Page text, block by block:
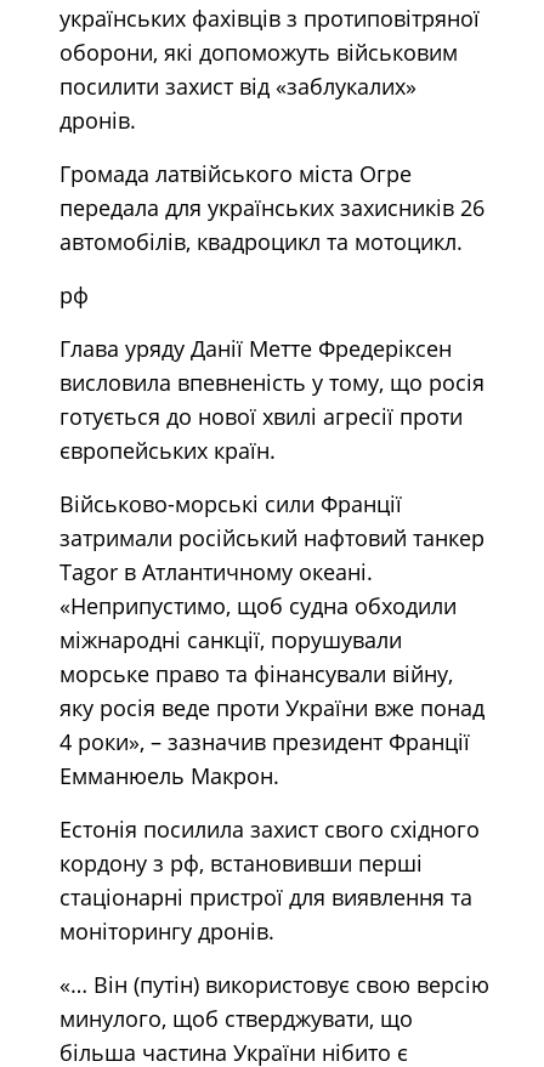
українських фахівців з протиповітряної
оборони, які допоможуть військовим
посилити захист від «заблукалих»
дронів.
Громада латвійського міста Огре
передала для українських захисників 26
автомобілів, квадроцикл та мотоцикл.
рф
Глава уряду Данії Метте Фредеріксен
висловила впевненість у тому, що росія
готується до нової хвилі агресії проти
європейських країн.
Військово-морські сили Франції
затримали російський нафтовий танкер
Tagor в Атлантичному океані.
«Неприпустимо, щоб судна обходили
міжнародні санкції, порушували
морське право та фінансували війну,
яку росія веде проти України вже понад
4 роки», – зазначив президент Франції
Емманюель Макрон.
Естонія посилила захист свого східного
кордону з рф, встановивши перші
стаціонарні пристрої для виявлення та
моніторингу дронів.
«… Він (путін) використовує свою версію
минулого, щоб стверджувати, що
більша частина України нібито є